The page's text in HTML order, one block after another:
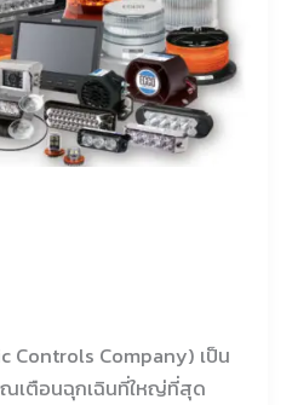
Controls Company) เป็น
ตือนฉุกเฉินที่ใหญ่ที่สุด